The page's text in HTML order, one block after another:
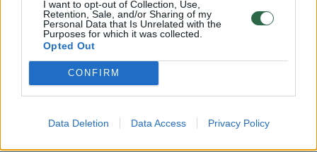
I want to opt-out of Collection, Use,
Retention, Sale, and/or Sharing of my
Personal Data that Is Unrelated with the
Purposes for which it was collected.
Opted Out
CONFIRM
Data Deletion Data Access Privacy Policy
Aktualijos